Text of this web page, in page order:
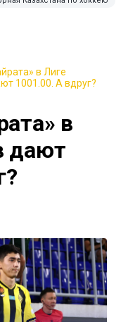
в Лиге
1001.00. А вдруг?
в
дают